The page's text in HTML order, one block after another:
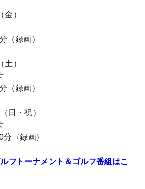
金）
（録画）
土）
（録画）
日・祝）
（録画）
フトーナメント＆ゴルフ番組はこ